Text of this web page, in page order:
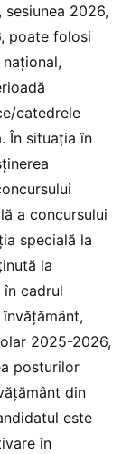
2026,
poate folosi
catedrele
În situația în
a concursului
specială la
la
cadrul
2025-2026,
posturilor
din
este
în